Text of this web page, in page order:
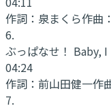
作詞： 泉まくら作曲：
6.
ぶっぱなせ！ Baby, I
04:24
作詞： 前山田健一作
7.